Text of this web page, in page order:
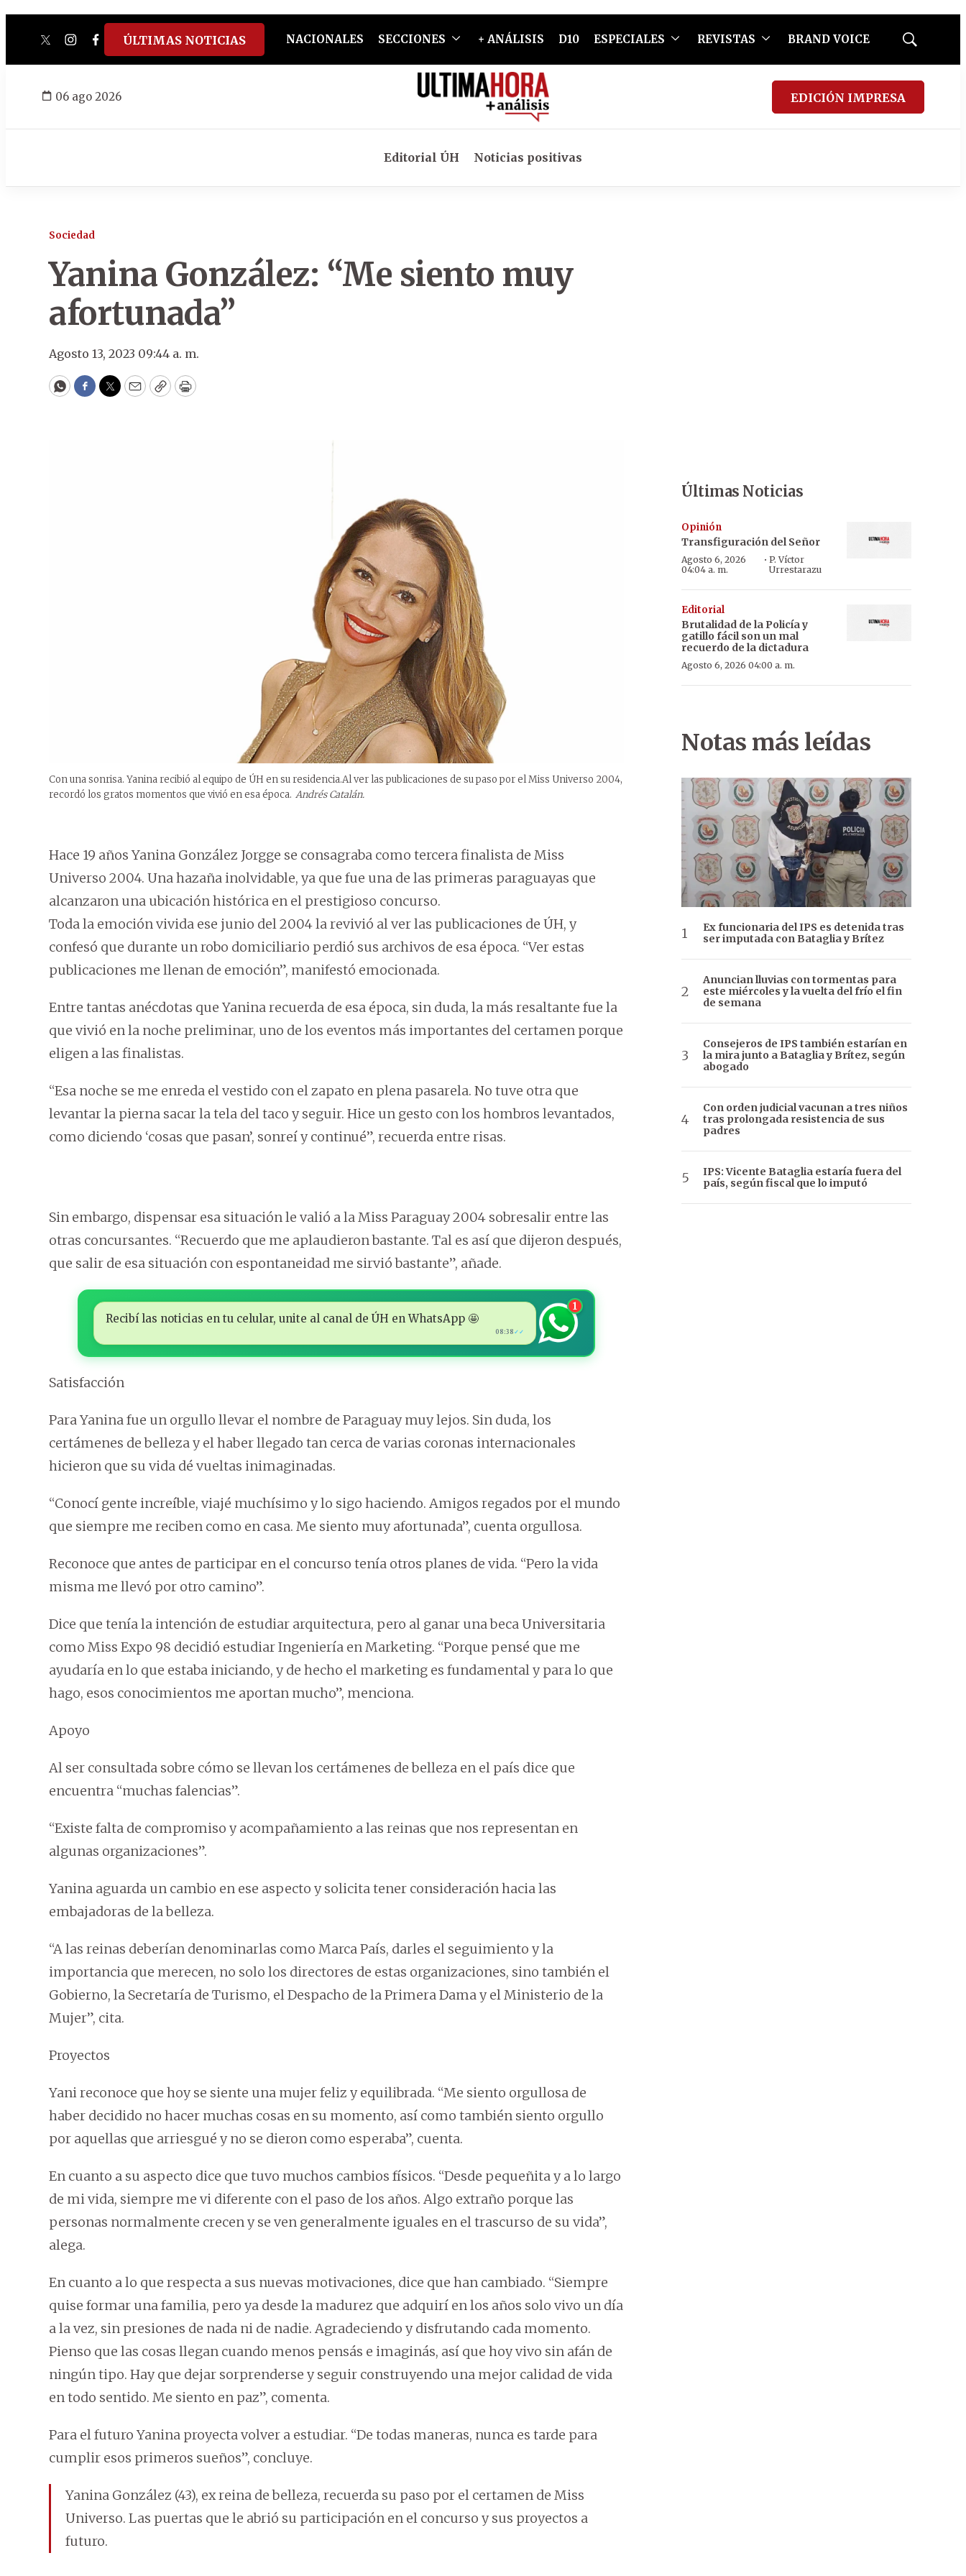
twitterinstagram
facebook
tiktokyoutube
spotify
ÚLTIMAS NOTICIAS NACIONALES SECCIONES + ANÁLISIS D10 ESPECIALES REVISTAS BRAND VOICE
Mostrar
06 ago 2026 EDICIÓN IMPRESA
Editorial ÚH Noticias positivas
Sociedad
Yanina González: “Me siento muy
afortunada”
Agosto 13, 2023 09:44 a. m.
WhatsApp
Facebook
Twitter
EmailCopyPrint
Con una sonrisa. Yanina recibió al equipo de ÚH en su residencia.Al ver las publicaciones de su paso por el Miss Universo 2004,
recordó los gratos momentos que vivió en esa época. Andrés Catalán.
Hace 19 años Yanina González Jorgge se consagraba como tercera finalista de Miss
Universo 2004. Una hazaña inolvidable, ya que fue una de las primeras paraguayas que
alcanzaron una ubicación histórica en el prestigioso concurso.
Toda la emoción vivida ese junio del 2004 la revivió al ver las publicaciones de ÚH, y
confesó que durante un robo domiciliario perdió sus archivos de esa época. “Ver estas
publicaciones me llenan de emoción”, manifestó emocionada.
Entre tantas anécdotas que Yanina recuerda de esa época, sin duda, la más resaltante fue la
que vivió en la noche preliminar, uno de los eventos más importantes del certamen porque
eligen a las finalistas.
“Esa noche se me enreda el vestido con el zapato en plena pasarela. No tuve otra que
levantar la pierna sacar la tela del taco y seguir. Hice un gesto con los hombros levantados,
como diciendo ‘cosas que pasan’, sonreí y continué”, recuerda entre risas.
Sin embargo, dispensar esa situación le valió a la Miss Paraguay 2004 sobresalir entre las
otras concursantes. “Recuerdo que me aplaudieron bastante. Tal es así que dijeron después,
que salir de esa situación con espontaneidad me sirvió bastante”, añade.
Recibí las noticias en tu celular, unite al canal de ÚH en WhatsApp 🤩
08:38 ✓✓
1
Satisfacción
Para Yanina fue un orgullo llevar el nombre de Paraguay muy lejos. Sin duda, los
certámenes de belleza y el haber llegado tan cerca de varias coronas internacionales
hicieron que su vida dé vueltas inimaginadas.
“Conocí gente increíble, viajé muchísimo y lo sigo haciendo. Amigos regados por el mundo
que siempre me reciben como en casa. Me siento muy afortunada”, cuenta orgullosa.
Reconoce que antes de participar en el concurso tenía otros planes de vida. “Pero la vida
misma me llevó por otro camino”.
Dice que tenía la intención de estudiar arquitectura, pero al ganar una beca Universitaria
como Miss Expo 98 decidió estudiar Ingeniería en Marketing. “Porque pensé que me
ayudaría en lo que estaba iniciando, y de hecho el marketing es fundamental y para lo que
hago, esos conocimientos me aportan mucho”, menciona.
Apoyo
Al ser consultada sobre cómo se llevan los certámenes de belleza en el país dice que
encuentra “muchas falencias”.
“Existe falta de compromiso y acompañamiento a las reinas que nos representan en
algunas organizaciones”.
Yanina aguarda un cambio en ese aspecto y solicita tener consideración hacia las
embajadoras de la belleza.
“A las reinas deberían denominarlas como Marca País, darles el seguimiento y la
importancia que merecen, no solo los directores de estas organizaciones, sino también el
Gobierno, la Secretaría de Turismo, el Despacho de la Primera Dama y el Ministerio de la
Mujer”, cita.
Proyectos
Yani reconoce que hoy se siente una mujer feliz y equilibrada. “Me siento orgullosa de
haber decidido no hacer muchas cosas en su momento, así como también siento orgullo
por aquellas que arriesgué y no se dieron como esperaba”, cuenta.
En cuanto a su aspecto dice que tuvo muchos cambios físicos. “Desde pequeñita y a lo largo
de mi vida, siempre me vi diferente con el paso de los años. Algo extraño porque las
personas normalmente crecen y se ven generalmente iguales en el trascurso de su vida”,
alega.
En cuanto a lo que respecta a sus nuevas motivaciones, dice que han cambiado. “Siempre
quise formar una familia, pero ya desde la madurez que adquirí en los años solo vivo un día
a la vez, sin presiones de nada ni de nadie. Agradeciendo y disfrutando cada momento.
Pienso que las cosas llegan cuando menos pensás e imaginás, así que hoy vivo sin afán de
ningún tipo. Hay que dejar sorprenderse y seguir construyendo una mejor calidad de vida
en todo sentido. Me siento en paz”, comenta.
Para el futuro Yanina proyecta volver a estudiar. “De todas maneras, nunca es tarde para
cumplir esos primeros sueños”, concluye.
Yanina González (43), ex reina de belleza, recuerda su paso por el certamen de Miss
Universo. Las puertas que le abrió su participación en el concurso y sus proyectos a
futuro.
Últimas Noticias
Opinión
Transfiguración del Señor
Agosto 6, 2026
04:04 a. m.
· P. Víctor
Urrestarazu
Editorial
Brutalidad de la Policía y
gatillo fácil son un mal
recuerdo de la dictadura
Agosto 6, 2026 04:00 a. m.
Notas más leídas
Ex funcionaria del IPS es detenida tras
ser imputada con Bataglia y Brítez
Anuncian lluvias con tormentas para
este miércoles y la vuelta del frío el fin
de semana
Consejeros de IPS también estarían en
la mira junto a Bataglia y Brítez, según
abogado
Con orden judicial vacunan a tres niños
tras prolongada resistencia de sus
padres
IPS: Vicente Bataglia estaría fuera del
país, según fiscal que lo imputó